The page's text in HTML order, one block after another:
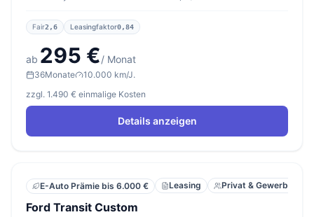
Fair2,6 Leasingfaktor0,84
ab 295 €/ Monat
36Monate
10.000 km/J.
zzgl. 1.490 € einmalige Kosten
Details anzeigen
E-Auto Prämie bis 6.000 € Leasing Privat & Gewerbe
Ford Transit Custom